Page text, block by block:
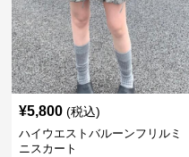
¥5,800 (税込)
ハイウエストバルーンフリルミ
ニスカート